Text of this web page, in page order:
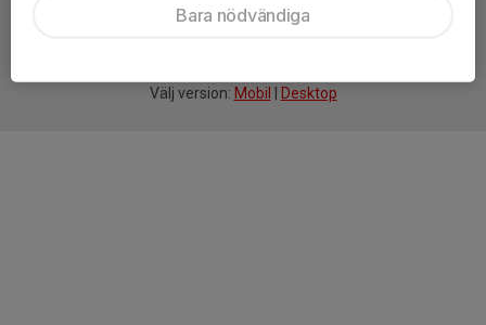
Välj version: Mobil Desktop
Bara nödvändiga